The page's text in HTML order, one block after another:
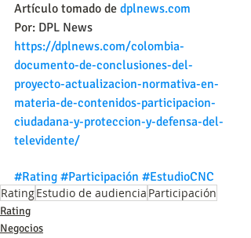
Artículo tomado de dplnews.com
Por: DPL News
https://dplnews.com/colombia-
documento-de-conclusiones-del-
proyecto-actualizacion-normativa-en-
materia-de-contenidos-participacion-
ciudadana-y-proteccion-y-defensa-del-
televidente/
#Rating #Participación #EstudioCNC
RatingEstudio de audiencia Participación
Rating
Negocios